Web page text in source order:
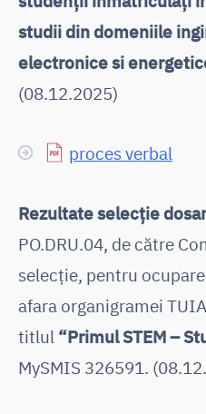
studii din domeniile
electronice si
(08.12.2025)
proces verbal
Rezultate selecţie
PO.DRU.04, de către
selecție, pentru
afara organigramei
titlul “Primul STEM –
MySMIS 326591.